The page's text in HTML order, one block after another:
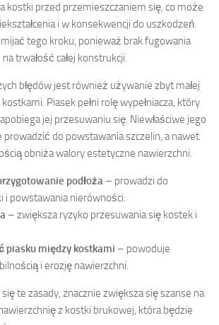
kostki przed przemieszczaniem się, co może
i w konsekwencji do uszkodzeń.
tego kroku, ponieważ brak fugowania
trwałość całej konstrukcji.
błędów jest również używanie zbyt małej
Piasek pełni rolę wypełniacza, który
jej przesuwaniu się. Niewłaściwe jego
do powstawania szczelin, a nawet
obniża walory estetyczne nawierzchni.
podłoża – prowadzi do
i powstawania nierówności.
– zwiększa ryzyko przesuwania się kostek i
piasku między kostkami – powoduje
i erozję nawierzchni.
te zasady, znacznie zwiększa się szanse na
z kostki brukowej, która będzie